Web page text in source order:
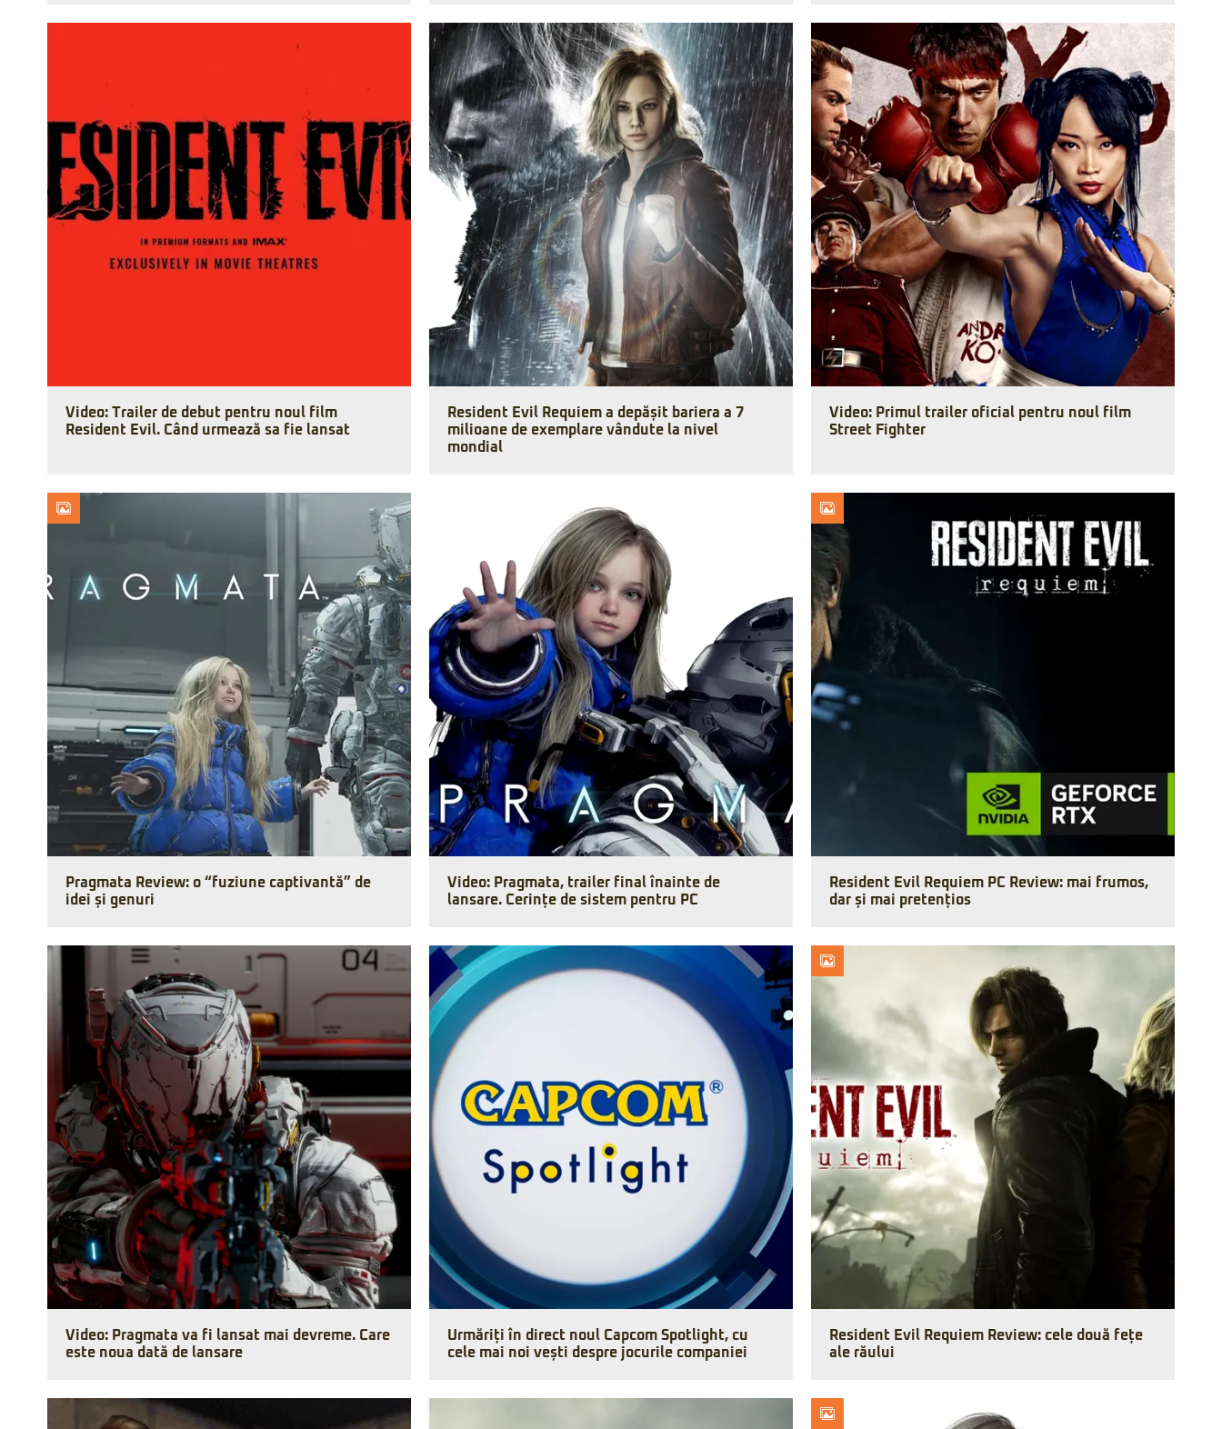
Video: Trailer de debut pentru noul film
Resident Evil. Când urmează sa fie lansat
Resident Evil Requiem a depășit bariera a 7
milioane de exemplare vândute la nivel
mondial
Video: Primul trailer oficial pentru noul film
Street Fighter
Pragmata Review: o “fuziune captivantă” de
idei și genuri
Video: Pragmata, trailer final înainte de
lansare. Cerințe de sistem pentru PC
Resident Evil Requiem PC Review: mai frumos,
dar și mai pretențios
Video: Pragmata va fi lansat mai devreme. Care
este noua dată de lansare
Urmăriți în direct noul Capcom Spotlight, cu
cele mai noi vești despre jocurile companiei
Resident Evil Requiem Review: cele două fețe
ale răului